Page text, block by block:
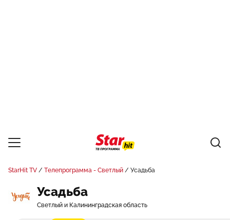
StarHit TV Телепрограмма - Светлый Усадьба
Усадьба
Светлый и Калининградская область